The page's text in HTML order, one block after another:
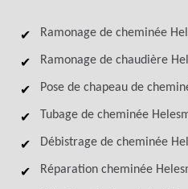
Ramonage de cheminée
Ramonage de chaudière
Pose de chapeau de
Tubage de cheminée
Débistrage de cheminée
Réparation cheminée